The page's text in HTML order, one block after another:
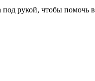
рукой, чтобы помочь